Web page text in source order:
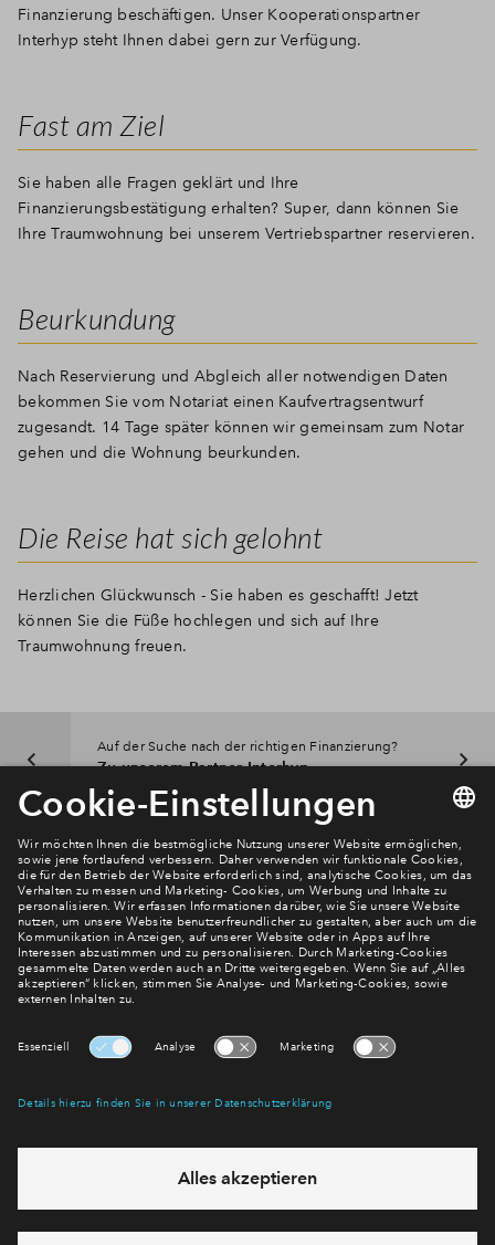
Finanzierung beschäftigen. Unser Kooperationspartner
Interhyp steht Ihnen dabei gern zur Verfügung.
Fast am Ziel
Sie haben alle Fragen geklärt und Ihre
Finanzierungsbestätigung erhalten? Super, dann können Sie
Ihre Traumwohnung bei unserem Vertriebspartner reservieren.
Beurkundung
Nach Reservierung und Abgleich aller notwendigen Daten
bekommen Sie vom Notariat einen Kaufvertragsentwurf
zugesandt. 14 Tage später können wir gemeinsam zum Notar
gehen und die Wohnung beurkunden.
Die Reise hat sich gelohnt
Herzlichen Glückwunsch - Sie haben es geschafft! Jetzt
können Sie die Füße hochlegen und sich auf Ihre
Traumwohnung freuen.
Auf der Suche nach der richtigen Finanzierung?
Zu unserem Partner Interhyp
Newsletter Anmeldung
Verpassen Sie zu diesem Wohnprojekt keine Neuigkeiten
mehr! Wir halten Sie auf dem Laufenden – mit unserem
regelmäßig erscheinenden Newsletter informieren wir Sie
über den Stand dieses und weiterer Neubauprojekte.
Abonnieren
für unsereDatenschutzerklärung